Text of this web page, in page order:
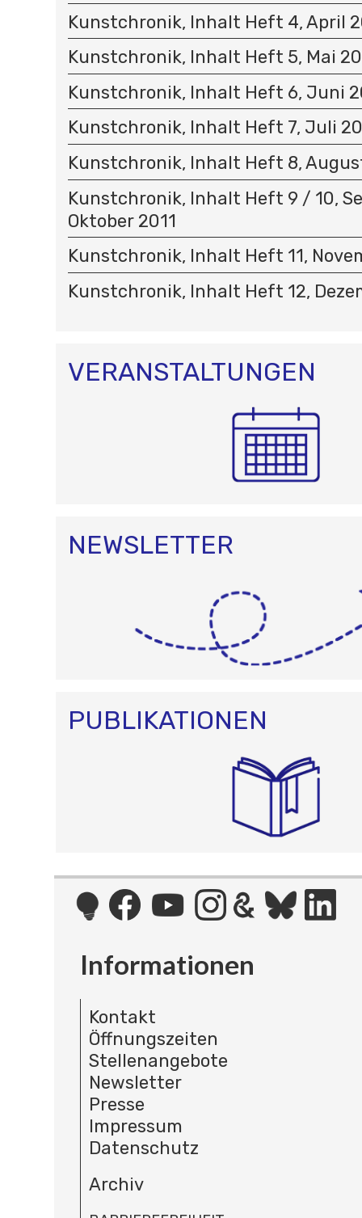
A
T
I
O
N
Kunstchronik, Inhalt Heft 4, April
Kunstchronik, Inhalt Heft 5, Mai
Kunstchronik, Inhalt Heft 6, Juni
Kunstchronik, Inhalt Heft 7, Juli
Kunstchronik, Inhalt Heft 8,
Kunstchronik, Inhalt Heft 9 / 10,
Oktober 2011
Kunstchronik, Inhalt Heft 11,
Kunstchronik, Inhalt Heft 12,
VERANSTALTUNGEN
NEWSLETTER
PUBLIKATIONEN
Informationen
Kontakt
Öffnungszeiten
Stellenangebote
Newsletter
Presse
Impressum
Datenschutz
Archiv